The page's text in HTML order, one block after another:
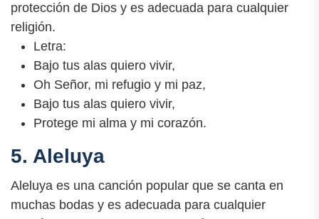
protección de Dios y es adecuada para cualquier
religión.
Letra:
Bajo tus alas quiero vivir,
Oh Señor, mi refugio y mi paz,
Bajo tus alas quiero vivir,
Protege mi alma y mi corazón.
5. Aleluya
Aleluya es una canción popular que se canta en
muchas bodas y es adecuada para cualquier